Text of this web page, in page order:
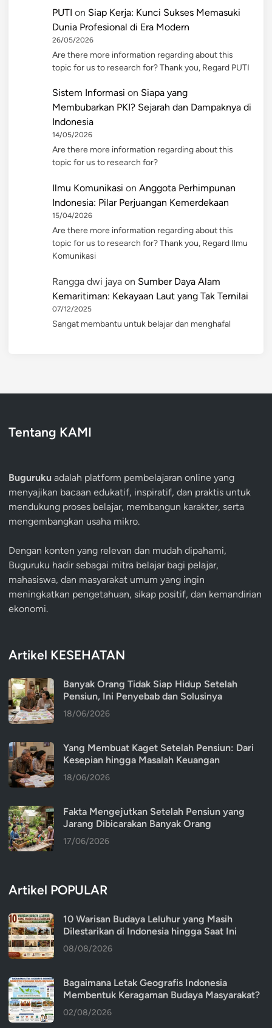
PUTI on Siap Kerja: Kunci Sukses Memasuki
Dunia Profesional di Era Modern
26/05/2026
Are there more information regarding about this
topic for us to research for? Thank you, Regard PUTI
Sistem Informasi on Siapa yang
Membubarkan PKI? Sejarah dan Dampaknya di
Indonesia
14/05/2026
Are there more information regarding about this
topic for us to research for?
Ilmu Komunikasi on Anggota Perhimpunan
Indonesia: Pilar Perjuangan Kemerdekaan
15/04/2026
Are there more information regarding about this
topic for us to research for? Thank you, Regard Ilmu
Komunikasi
Rangga dwi jaya on Sumber Daya Alam
Kemaritiman: Kekayaan Laut yang Tak Ternilai
07/12/2025
Sangat membantu untuk belajar dan menghafal
Tentang KAMI
Buguruku adalah platform pembelajaran online yang
menyajikan bacaan edukatif, inspiratif, dan praktis untuk
mendukung proses belajar, membangun karakter, serta
mengembangkan usaha mikro.
Dengan konten yang relevan dan mudah dipahami,
Buguruku hadir sebagai mitra belajar bagi pelajar,
mahasiswa, dan masyarakat umum yang ingin
meningkatkan pengetahuan, sikap positif, dan kemandirian
ekonomi.
Artikel KESEHATAN
Banyak Orang Tidak Siap Hidup Setelah
Pensiun, Ini Penyebab dan Solusinya
18/06/2026
Yang Membuat Kaget Setelah Pensiun: Dari
Kesepian hingga Masalah Keuangan
18/06/2026
Fakta Mengejutkan Setelah Pensiun yang
Jarang Dibicarakan Banyak Orang
17/06/2026
Artikel POPULAR
10 Warisan Budaya Leluhur yang Masih
Dilestarikan di Indonesia hingga Saat Ini
08/08/2026
Bagaimana Letak Geografis Indonesia
Membentuk Keragaman Budaya Masyarakat?
02/08/2026